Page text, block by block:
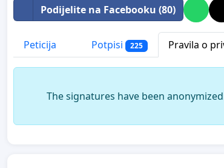
Podijelite na Facebooku (80)
Peticija Potpisi 225 Pravila o
The signatures have been